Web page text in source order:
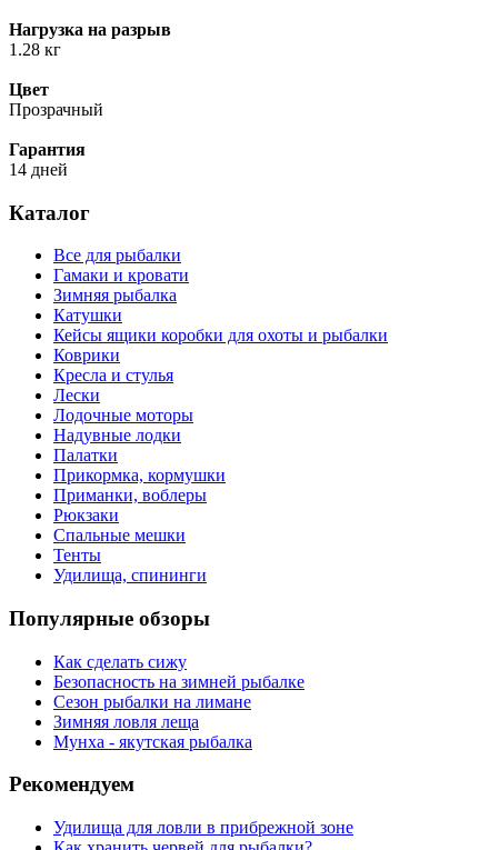
Нагрузка на разрыв
1.28 кг
Цвет
Прозрачный
Гарантия
14 дней
Каталог
Все для рыбалки
Гамаки и кровати
Зимняя рыбалка
Катушки
Кейсы ящики коробки для охоты и рыбалки
Коврики
Кресла и стулья
Лески
Лодочные моторы
Надувные лодки
Палатки
Прикормка, кормушки
Приманки, воблеры
Рюкзаки
Спальные мешки
Тенты
Удилища, спининги
Популярные обзоры
Как сделать сижу
Безопасность на зимней рыбалке
Сезон рыбалки на лимане
Зимняя ловля леща
Мунха - якутская рыбалка
Рекомендуем
Удилища для ловли в прибрежной зоне